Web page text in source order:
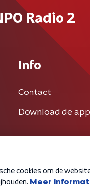
Radio 2
Info
Contact
Download de app